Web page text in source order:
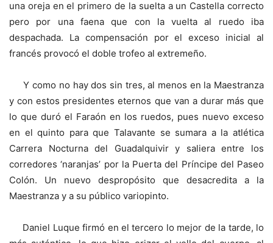
una oreja en el primero de la suelta a un Castella correcto
pero por una faena que con la vuelta al ruedo iba
despachada. La compensación por el exceso inicial al
francés provocó el doble trofeo al extremeño.
Y como no hay dos sin tres, al menos en la Maestranza
y con estos presidentes eternos que van a durar más que
lo que duró el Faraón en los ruedos, pues nuevo exceso
en el quinto para que Talavante se sumara a la atlética
Carrera Nocturna del Guadalquivir y saliera entre los
corredores ‘naranjas’ por la Puerta del Príncipe del Paseo
Colón. Un nuevo despropósito que desacredita a la
Maestranza y a su público variopinto.
Daniel Luque firmó en el tercero lo mejor de la tarde, lo